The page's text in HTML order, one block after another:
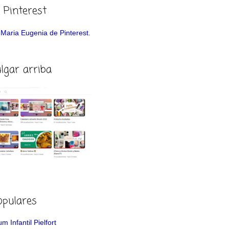
Pinterest
Eugenia de Pinterest.
arriba
Infantil Pielfort